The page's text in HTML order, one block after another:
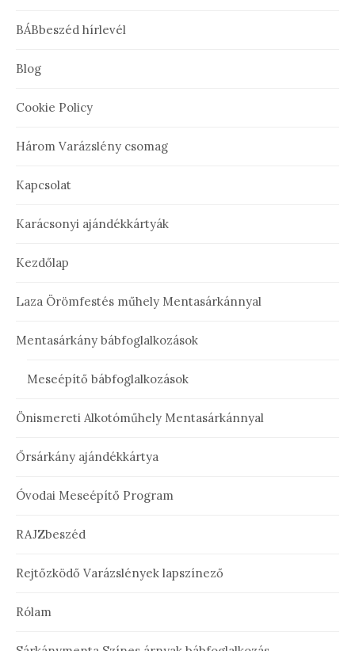
BÁBbeszéd hírlevél
Blog
Cookie Policy
Három Varázslény csomag
Kapcsolat
Karácsonyi ajándékkártyák
Kezdőlap
Laza Örömfestés műhely Mentasárkánnyal
Mentasárkány bábfoglalkozások
Meseépítő bábfoglalkozások
Önismereti Alkotóműhely Mentasárkánnyal
Őrsárkány ajándékkártya
Óvodai Meseépítő Program
RAJZbeszéd
Rejtőzködő Varázslények lapszínező
Rólam